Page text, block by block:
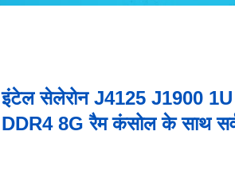
इंटेल सेलेरोन J4125 J1900
DDR4 8G रैम कंसोल के साथ